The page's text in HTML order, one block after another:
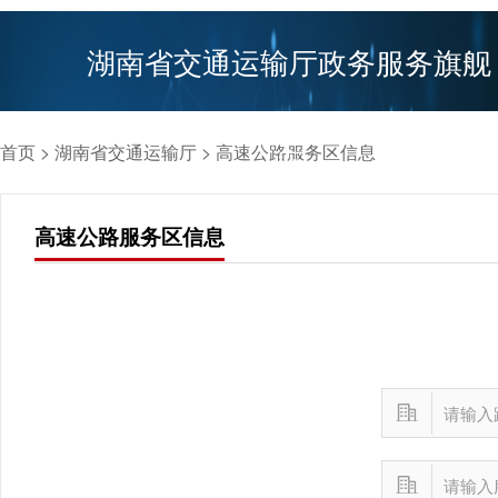
湖南省交通运输厅政务服务旗舰
店
首页 > 湖南省交通运输厅 > 高速公路服务区信息
高速公路服务区信息